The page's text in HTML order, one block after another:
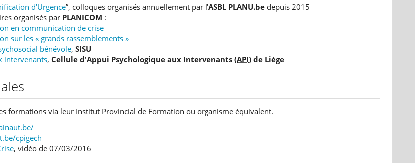
d'Urgence”, colloques organisés annuellement par l'ASBL PLANU.be depuis 2015
organisés par PLANICOM :
en communication de crise
sur les « grands rassemblements »
bénévole, SISU
intervenants, Cellule d'Appui Psychologique aux Intervenants (API) de Liège
formations via leur Institut Provincial de Formation ou organisme équivalent.
cpigech
, vidéo de 07/03/2016